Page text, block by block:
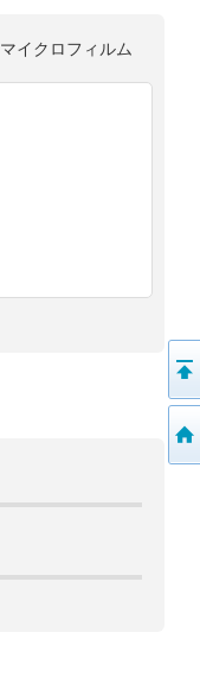
マイクロフィルム